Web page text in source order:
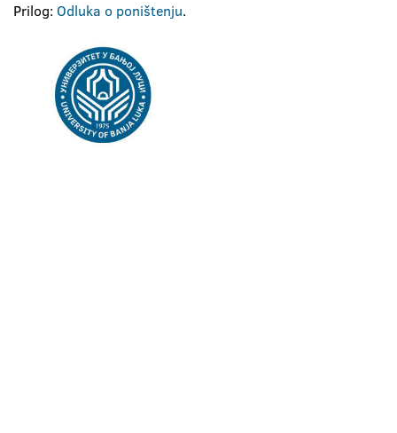
Prilog: Odluka o poništenju.